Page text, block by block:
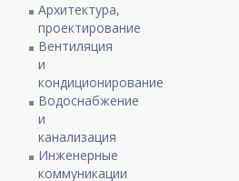
Архитектура,
проектирование
Вентиляция
и
кондиционирование
Водоснабжение
и
канализация
Инженерные
коммуникации